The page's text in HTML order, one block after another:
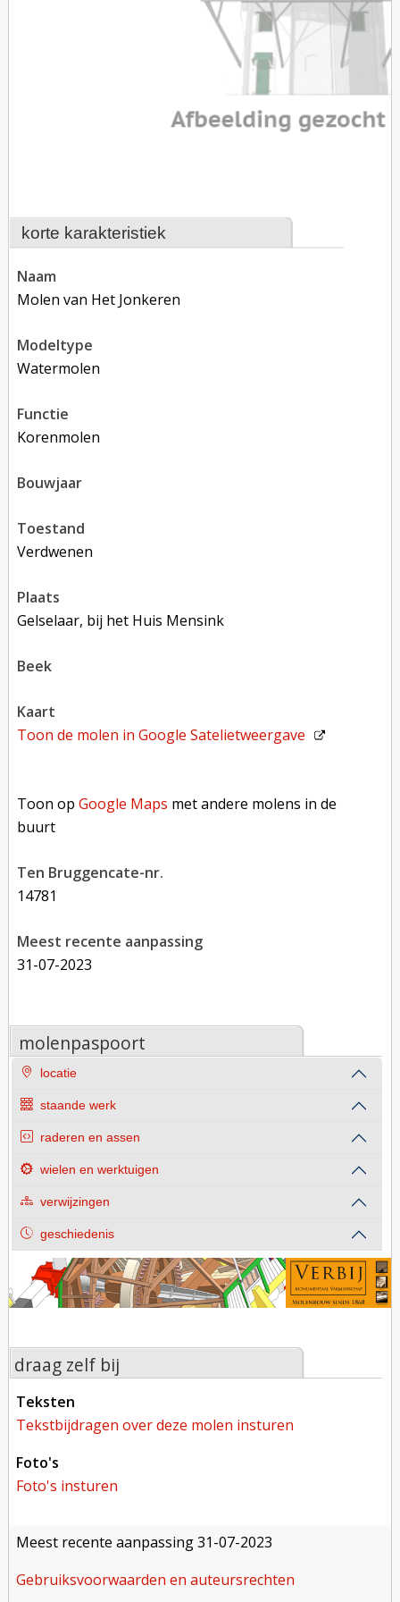
korte karakteristiek
naam
Molen van Het Jonkeren
modeltype
Watermolen
functie
korenmolen
bouwjaar
toestand
verdwenen
plaats
Gelselaar, bij het Huis Mensink
beek
kaart
Toon de molen inGoogle Satelietweergave
Toon opGoogle Maps met andere molens in de
buurt
Ten Bruggencate-nr.
14781
Meest recente aanpassing
31-07-2023
molenpaspoort
locatie
staande werk
raderen en assen
wielen en werktuigen
verwijzingen
geschiedenis
draag zelf bij
teksten
tekstbijdragen over deze molen insturen
foto's
foto's insturen
meest recente aanpassing31-07-2023
gebruiksvoorwaarden en auteursrechten